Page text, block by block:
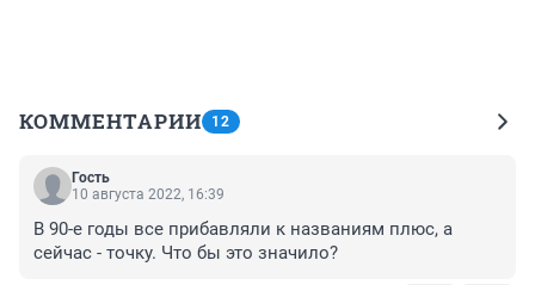
КОММЕНТАРИИ 12
Гость
10 августа 2022, 16:39
В 90-е годы все прибавляли к названиям плюс, а
сейчас - точку. Что бы это значило?